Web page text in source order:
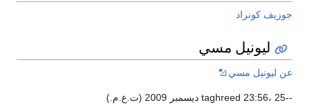
كونراد
ليونيل مسي
ليونيل مسي